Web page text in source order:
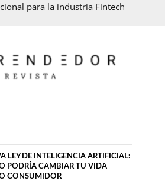
para la industria Fintech
LEY DE INTELIGENCIA ARTIFICIAL:
PODRÍA CAMBIAR TU VIDA
CONSUMIDOR